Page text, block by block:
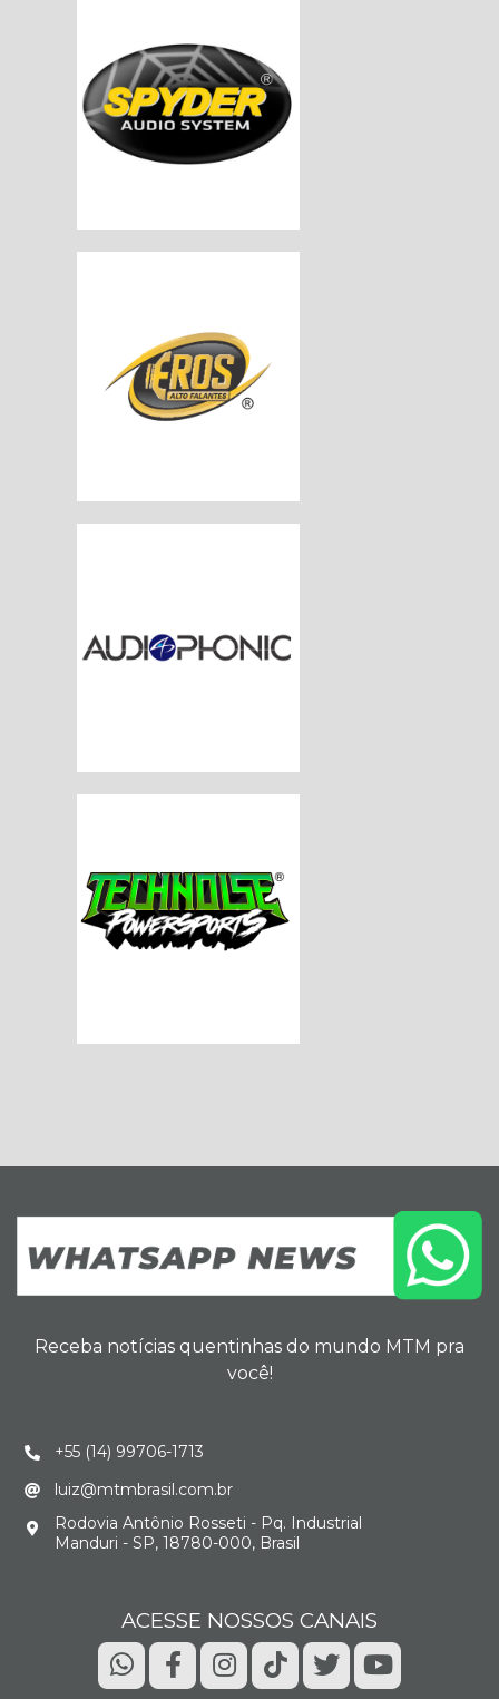
Receba notícias quentinhas do mundo MTM pra
você!
+55 (14) 99706-1713
luiz@mtmbrasil.com.br
Rodovia Antônio Rosseti - Pq. Industrial
Manduri - SP, 18780-000, Brasil
ACESSE NOSSOS CANAIS